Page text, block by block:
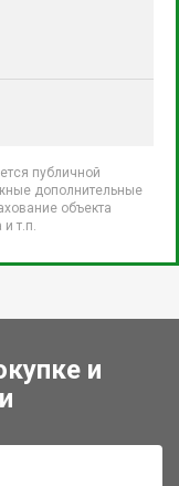
публичной
дополнительные
объекта
т.п.
и